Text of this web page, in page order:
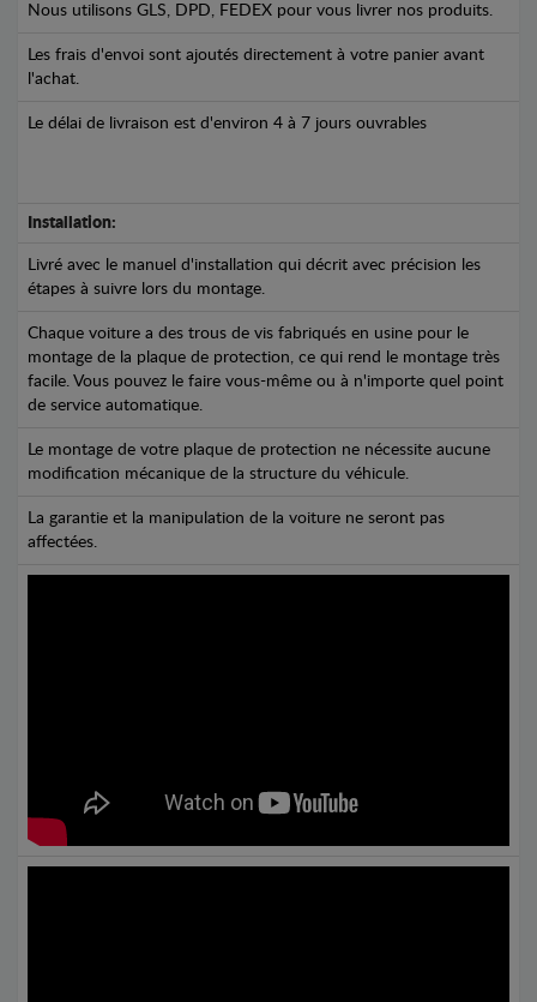
Nous utilisons GLS, DPD, FEDEX pour vous livrer nos produits.
Les frais d'envoi sont ajoutés directement à votre panier avant
l'achat.
Le délai de livraison est d'environ 4 à 7 jours ouvrables
Installation:
Livré avec le manuel d'installation qui décrit avec précision les
étapes à suivre lors du montage.
Chaque voiture a des trous de vis fabriqués en usine pour le
montage de la plaque de protection, ce qui rend le montage très
facile. Vous pouvez le faire vous-même ou à n'importe quel point
de service automatique.
Le montage de votre plaque de protection ne nécessite aucune
modification mécanique de la structure du véhicule.
La garantie et la manipulation de la voiture ne seront pas
affectées.